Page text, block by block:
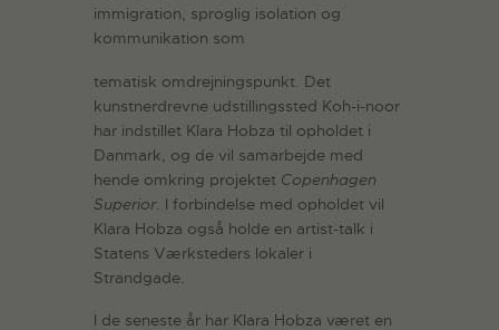
immigration, sproglig isolation og
kommunikation som
tematisk omdrejningspunkt. Det
kunstnerdrevne udstillingssted Koh-i-noor
har indstillet Klara Hobza til opholdet i
Danmark, og de vil samarbejde med
hende omkring projektet Copenhagen
Superior. I forbindelse med opholdet vil
Klara Hobza også holde en artist-talk i
Statens Værksteders lokaler i
Strandgade.
I de seneste år har Klara Hobza været en